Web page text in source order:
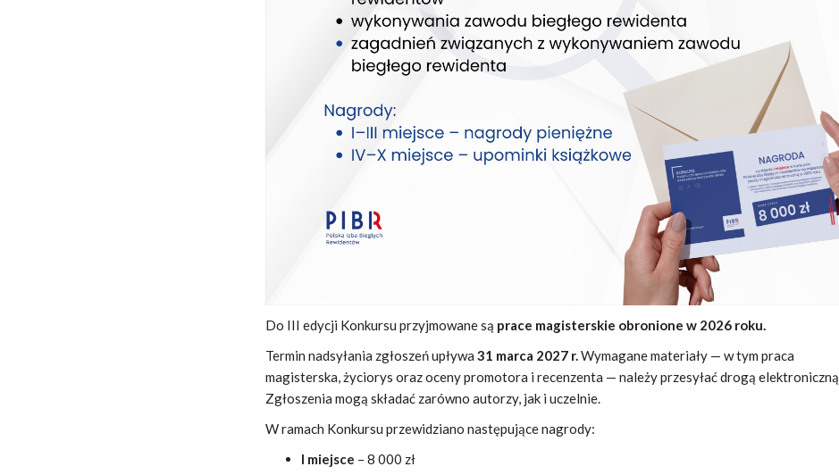
Do III edycji Konkursu przyjmowane są prace magisterskie obronione w 2026 roku.
Termin nadsyłania zgłoszeń upływa 31 marca 2027 r. Wymagane materiały — w tym praca
magisterska, życiorys oraz oceny promotora i recenzenta — należy przesyłać drogą elektroniczną.
Zgłoszenia mogą składać zarówno autorzy, jak i uczelnie.
W ramach Konkursu przewidziano następujące nagrody:
I miejsce – 8 000 zł